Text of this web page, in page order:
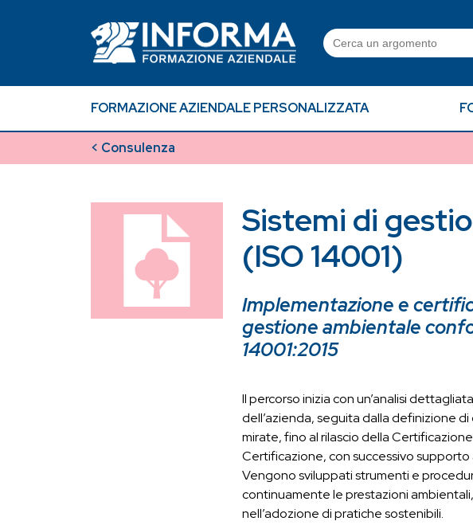
Search
for:
FORMAZIONE AZIENDALE PERSONALIZZATA
< Consulenza
Sistemi di
(ISO 14001)
Implementazione e
gestione ambientale
14001:2015
Il percorso inizia con un’analisi
dell’azienda, seguita dalla definizione
mirate, fino al rilascio della
Certificazione, con successivo
Vengono sviluppati strumenti e
continuamente le prestazioni
nell’adozione di pratiche sostenibili.